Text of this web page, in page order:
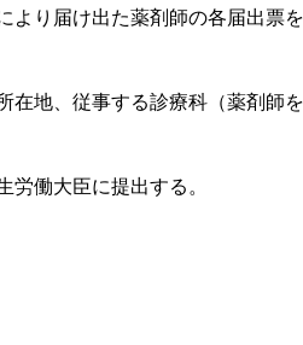
り届け出た薬剤師の各届出票を
地、従事する診療科（薬剤師
働大臣に提出する。